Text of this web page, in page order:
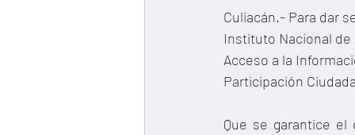
Culiacán.- Para dar
Instituto Nacional
Acceso a la
Participación
Que se garantice